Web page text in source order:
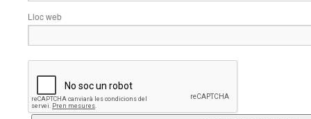
Lloc web